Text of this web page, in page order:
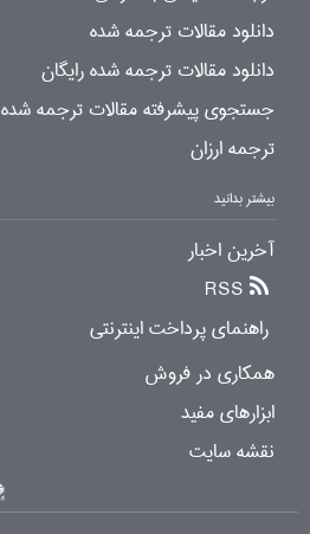
دانلود مقالات ترجمه شده
دانلود مقالات ترجمه شده رایگان
جستجوی پیشرفته مقالات ترجمه شده
ترجمه ارزان
بیشتر بدانید
آخرین اخبار
RSS
راهنمای پرداخت اینترنتی
همکاری در فروش
ابزارهای مفید
نقشه سایت